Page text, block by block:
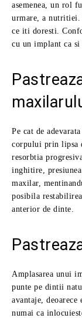
asemenea, un rol
urmare, a
ce iti doresti.
cu un implant ca
Pe cat de
corpului prin lipsa
resorbtia
inghitire,
maxilar,
posibila
anterior de dinte.
Amplasarea unui
punte pe dintii
avantaje,
numai ca